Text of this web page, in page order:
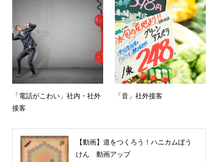
「電話がこわい」社内・社外
接客
「音」社外接客
【動画】道をつくろう！ハニカムぼう
けん 動画アップ